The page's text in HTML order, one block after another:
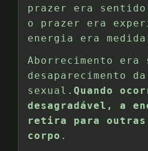
prazer era
o prazer era
energia era
Aborrecimento era
desaparecimento
sexual. Quando
desagradável, a
retira para outras
corpo .